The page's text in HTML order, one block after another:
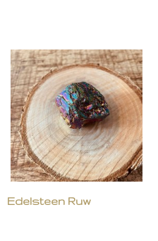
Edelsteen Ruw